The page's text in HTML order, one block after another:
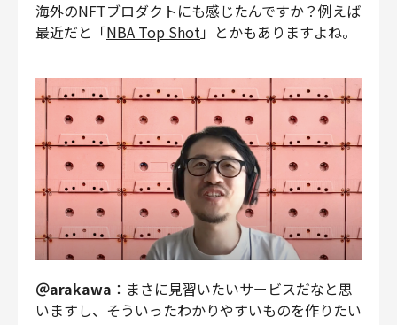
海外のNFTブロダクトにも感じたんですか？例えば
最近だと「NBA Top Shot 」とかもありますよね。
＠arakawa ：まさに見習いたいサービスだなと思
いますし、そういったわかりやすいものを作りたい